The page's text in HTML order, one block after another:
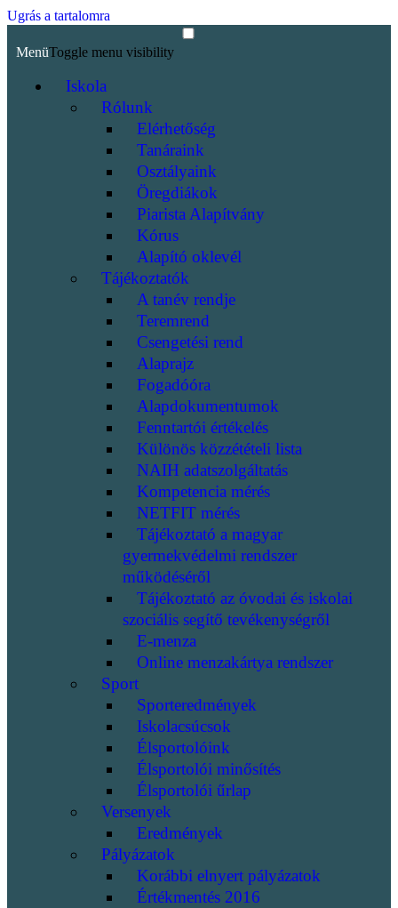
Ugrás a tartalomra
MenüToggle menu visibility
Iskola
Rólunk
Elérhetőség
Tanáraink
Osztályaink
Öregdiákok
Piarista Alapítvány
Kórus
Alapító oklevél
Tájékoztatók
A tanév rendje
Teremrend
Csengetési rend
Alaprajz
Fogadóóra
Alapdokumentumok
Fenntartói értékelés
Különös közzétételi lista
NAIH adatszolgáltatás
Kompetencia mérés
NETFIT mérés
Tájékoztató a magyar
gyermekvédelmi rendszer
működéséről
Tájékoztató az óvodai és iskolai
szociális segítő tevékenységről
E-menza
Online menzakártya rendszer
Sport
Sporteredmények
Iskolacsúcsok
Élsportolóink
Élsportolói minősítés
Élsportolói űrlap
Versenyek
Eredmények
Pályázatok
Korábbi elnyert pályázatok
Értékmentés 2016